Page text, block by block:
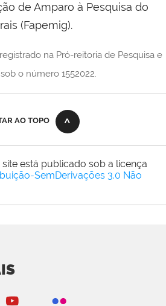
de Amparo à Pesquisa do
(Fapemig).
na Pró-reitoria de Pesquisa e
o número 1552022.
AO TOPO
está publicado sob a licença
SemDerivações 3.0 Não